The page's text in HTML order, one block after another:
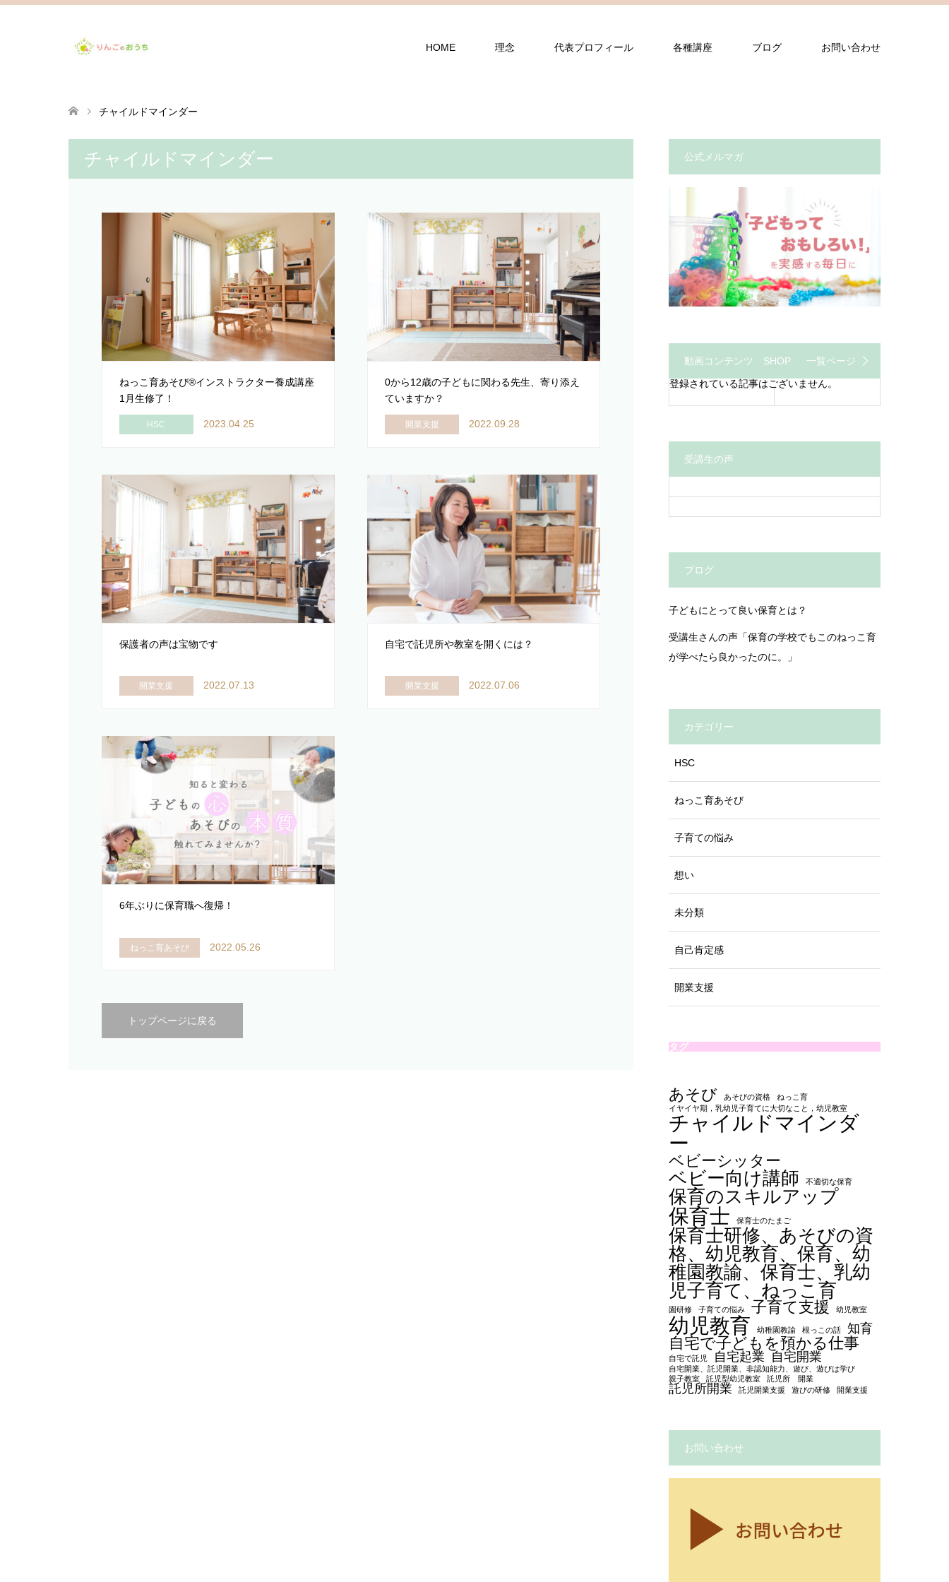
HOME 理念 代表プロフィール 各種講座 ブログ お問い合わせ
チャイルドマインダー
チャイルドマインダー
ねっこ育あそび®インストラクター養成講座
1月生修了！
HSC 2023.04.25
0から12歳の子どもに関わる先生、寄り添え
ていますか？
開業支援 2022.09.28
保護者の声は宝物です
開業支援 2022.07.13
自宅で託児所や教室を開くには？
開業支援 2022.07.06
6年ぶりに保育職へ復帰！
ねっこ育あそび 2022.05.26
トップページに戻る
公式メルマガ
動画コンテンツ SHOP
一覧ページ
登録されている記事はございません。
受講生の声
ブログ
子どもにとって良い保育とは？
受講生さんの声「保育の学校でもこのねっこ育
が学べたら良かったのに。」
カテゴリー
HSC
ねっこ育あそび
子育ての悩み
想い
未分類
自己肯定感
開業支援
タグ
あそび あそびの資格
ねっこ育
イヤイヤ期，乳幼児子育てに大切なこと，幼児教室
チャイルドマインダ
ー
ベビーシッター
ベビー向け講師 不適切な保育
保育のスキルアップ
保育士 保育士のたまご
保育士研修、あそびの資
格、幼児教育、保育、幼
稚園教諭、保育士、乳幼
児子育て、ねっこ育
園研修 子育ての悩み 子育て支援 幼児教室
幼児教育 幼稚園教諭 根っこの話 知育
自宅で子どもを預かる仕事
自宅で託児 自宅起業 自宅開業
自宅開業、託児開業、非認知能力、遊び、遊びは学び
親子教室
託児型幼児教室 託児所 開業
託児所開業 託児開業支援 遊びの研修 開業支援
お問い合わせ